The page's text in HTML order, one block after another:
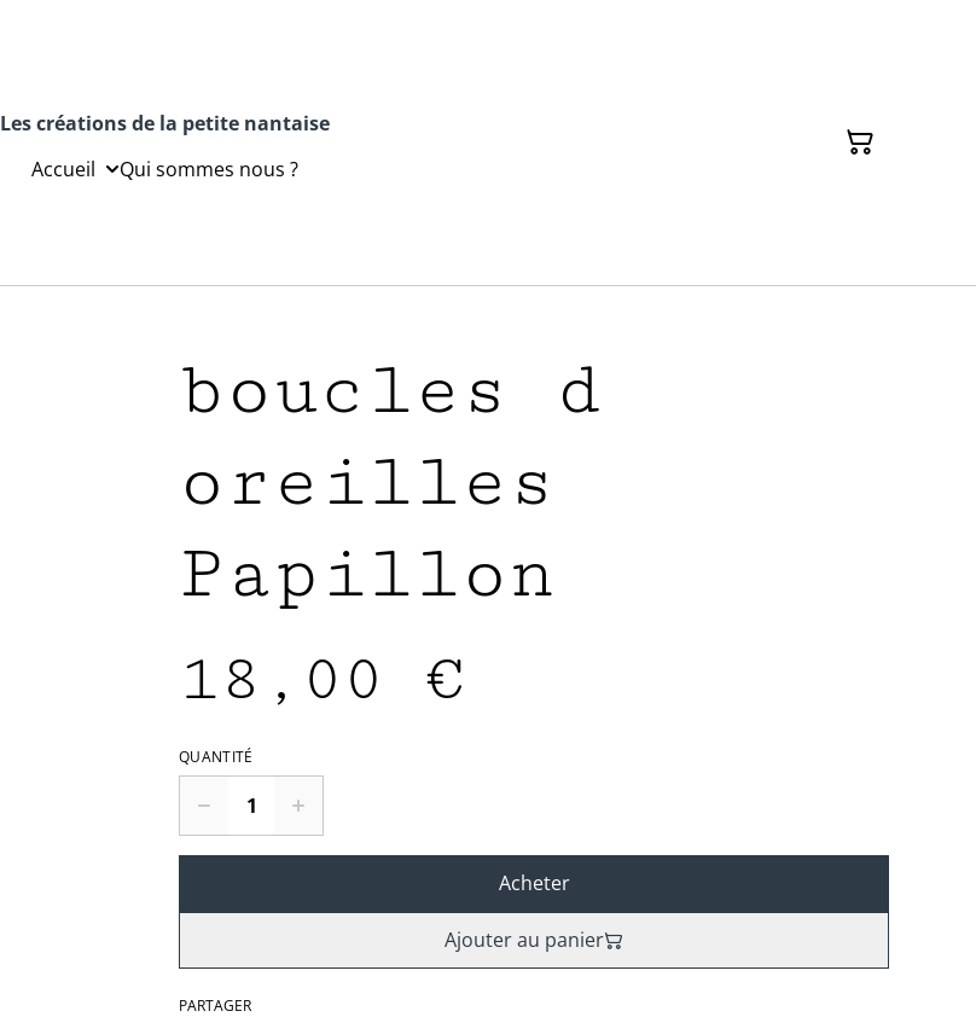
Les créations de la petite nantaise
Accueil
Qui sommes nous ?
boucles d
oreilles
Papillon
18,00 €
QUANTITÉ
Acheter
Ajouter au panier
PARTAGER